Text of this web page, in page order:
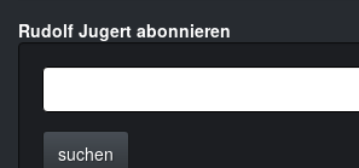
Rudolf Jugert abonnieren
suchen